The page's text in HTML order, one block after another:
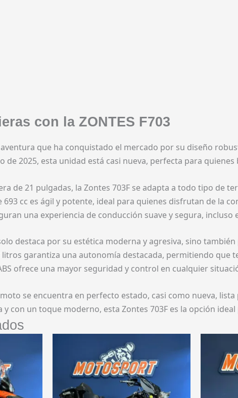
con la ZONTES F703
aventura que ha conquistado el mercado por su diseño
de 2025, esta unidad está casi nueva, perfecta para
de 21 pulgadas, la Zontes 703F se adapta a todo tipo de
cc es ágil y potente, ideal para quienes disfrutan de la
una experiencia de conducción suave y segura, incluso
destaca por su estética moderna y agresiva, sino
garantiza una autonomía destacada, permitiendo
ofrece una mayor seguridad y control en cualquier
se encuentra en perfecto estado, casi como nueva,
con un toque moderno, esta Zontes 703F es la opción ideal